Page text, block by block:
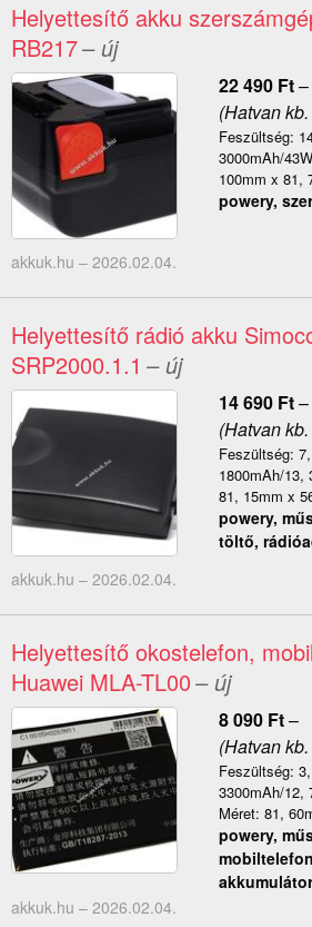
Helyettesítő akku
RB217– új
22 490 Ft–
(Hatvan
Feszültség:
3000mAh/
100mm x 81,
powery,
akkuk.hu – 2026.02.04.
Helyettesítő rádió akku
SRP2000.1.1 – új
14 690 Ft–
(Hatvan
Feszültség:
1800mAh/13,
81, 15mm x
powery,
töltő,
akkuk.hu – 2026.02.04.
Helyettesítő okostelefon,
Huawei MLA-TL00– új
8 090 Ft–
(Hatvan
Feszültség:
3300mAh/12,
Méret: 81,
powery,
akkuk.hu – 2026.02.04.